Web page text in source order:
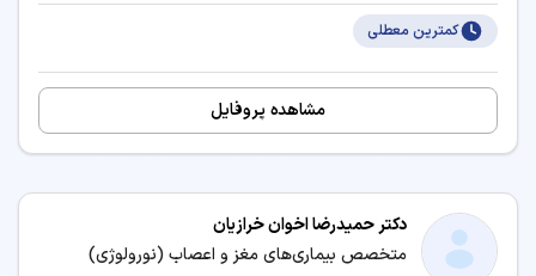
کمترین معطلی
مشاهده پروفایل
دکتر حمیدرضا اخوان خرازیان
متخصص بیماری‌های مغز و اعصاب (نورولوژی)